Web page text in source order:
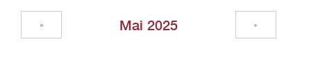
Mai 2025
« »